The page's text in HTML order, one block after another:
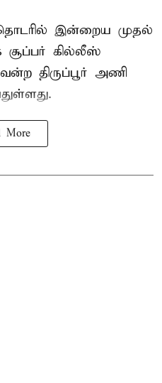
தொடரில் இன்றைய முதல்
கில்லீஸ்
திருப்பூர் அணி
More